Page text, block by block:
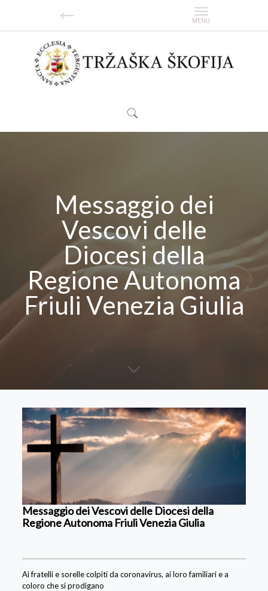
Messaggio dei
Vescovi delle
Diocesi della
Regione Autonoma
Friuli Venezia Giulia
Messaggio dei Vescovi delle Diocesi della
Regione Autonoma Friuli Venezia Giulia
Ai fratelli e sorelle colpiti da coronavirus, ai loro familiari e a
coloro che si prodigano